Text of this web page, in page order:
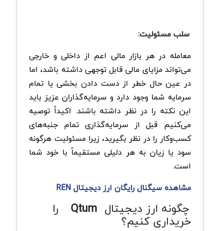
سلب مسئولیت:
معامله در هر بازار مالی اعم از داخلی و خارجی
می‌تواند مزایای مالی قابل توجهی داشته باشد، اما
در عین حال خطر از دست دادن بخشی یا تمام
سرمایه شما وجود دارد و سرمایه‌گذاران عزیز باید
این نکته را در نظر داشته باشند. اکیداً توصیه
می‌کنیم قبل از سرمایه‌گذاری تمام جنبه‌های
کسب‌وکار را در نظر بگیرید، زیرا مسئولیت هرگونه
سود یا زیان به هر دلیلی مستقیماً با خود شما
است.
مشاهده سیگنال رایگان ارز دیجیتال REN
چگونه ارز دیجیتال Qtum را
خریداری کنیم؟